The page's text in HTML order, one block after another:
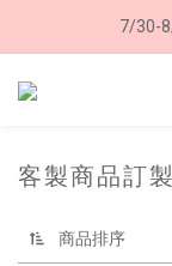
8/
7/30-
客製商品訂製
商品排序